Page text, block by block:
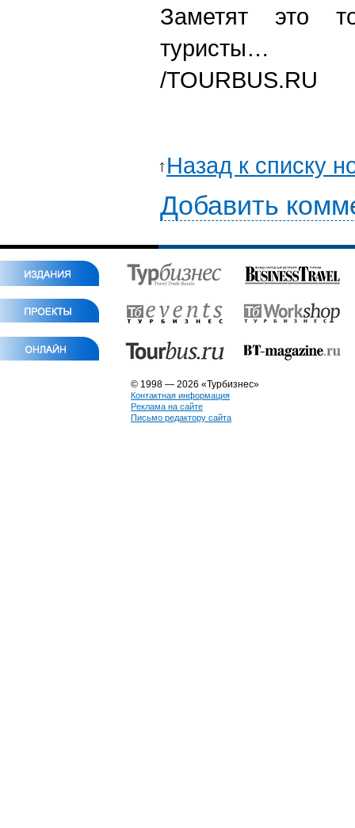
Заметят это
туристы…
/TOURBUS.RU
Назад к списку
Добавить
© 1998 — 2026 «Турбизнес»
Контактная информация
Реклама на сайте
Письмо редактору сайта